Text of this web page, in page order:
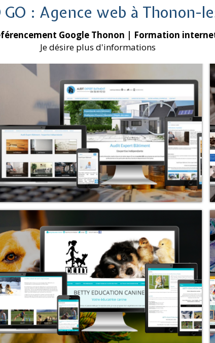
GO : Agence web à Thonon-
Google Thonon | Formation
Je désire plus d'informations